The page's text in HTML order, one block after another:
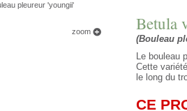
pleureur 'youngii'
zoom Betula
(Bouleau
Le bouleau
Cette
le long du
CE